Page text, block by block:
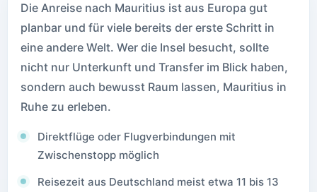
Die Anreise nach Mauritius ist aus Europa gut
planbar und für viele bereits der erste Schritt in
eine andere Welt. Wer die Insel besucht, sollte
nicht nur Unterkunft und Transfer im Blick haben,
sondern auch bewusst Raum lassen, Mauritius in
Ruhe zu erleben.
Direktflüge oder Flugverbindungen mit
Zwischenstopp möglich
Reisezeit aus Deutschland meist etwa 11 bis 13